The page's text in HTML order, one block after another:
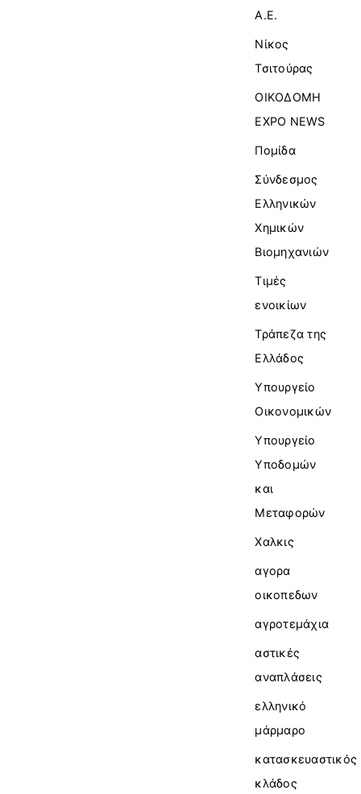
Α.Ε.
Νίκος
Τσιτούρας
ΟΙΚΟΔΟΜΗ
EXPO NEWS
Πομίδα
Σύνδεσμος
Ελληνικών
Χημικών
Βιομηχανιών
Τιμές
ενοικίων
Τράπεζα της
Ελλάδος
Υπουργείο
Οικονομικών
Υπουργείο
Υποδομών
και
Μεταφορών
Χαλκις
αγορα
οικοπεδων
αγροτεμάχια
αστικές
αναπλάσεις
ελληνικό
μάρμαρο
κατασκευαστικός
κλάδος